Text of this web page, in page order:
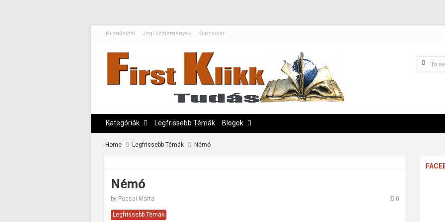
Kezdőoldal Jogi közlemények Kapcsolat
Kategóriák Legfrissebb Témák Blogok
Home Legfrissebb Témák Némó
Némó
by Pocsai Márta 0
Legfrissebb Témák